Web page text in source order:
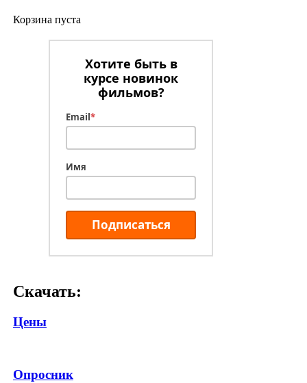
Корзина пуста
Хотите быть в
курсе новинок
фильмов?
Email*
Имя
Подписаться
Скачать:
Цены
Опросник